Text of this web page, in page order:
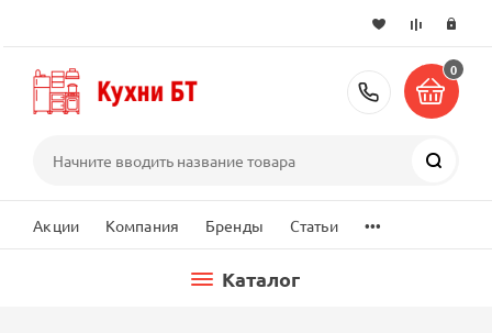
+7 (495)
0
Акции Компания Бренды Статьи ...
Каталог